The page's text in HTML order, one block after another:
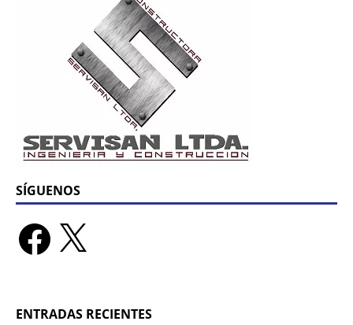
SÍGUENOS
ENTRADAS RECIENTES